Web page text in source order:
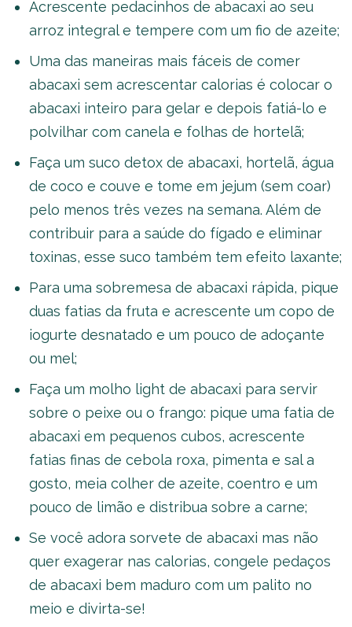
Acrescente pedacinhos de abacaxi ao seu
arroz integral e tempere com um fio de azeite;
Uma das maneiras mais fáceis de comer
abacaxi sem acrescentar calorias é colocar o
abacaxi inteiro para gelar e depois fatiá-lo e
polvilhar com canela e folhas de hortelã;
Faça um suco detox de abacaxi, hortelã, água
de coco e couve e tome em jejum (sem coar)
pelo menos três vezes na semana. Além de
contribuir para a saúde do fígado e eliminar
toxinas, esse suco também tem efeito laxante;
Para uma sobremesa de abacaxi rápida, pique
duas fatias da fruta e acrescente um copo de
iogurte desnatado e um pouco de adoçante
ou mel;
Faça um molho light de abacaxi para servir
sobre o peixe ou o frango: pique uma fatia de
abacaxi em pequenos cubos, acrescente
fatias finas de cebola roxa, pimenta e sal a
gosto, meia colher de azeite, coentro e um
pouco de limão e distribua sobre a carne;
Se você adora sorvete de abacaxi mas não
quer exagerar nas calorias, congele pedaços
de abacaxi bem maduro com um palito no
meio e divirta-se!